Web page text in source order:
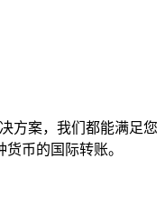
方案，我们都能满足您
币的国际转账。